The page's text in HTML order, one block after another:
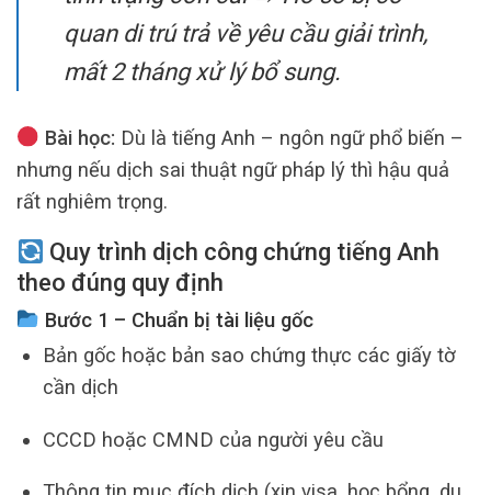
quan di trú trả về yêu cầu giải trình,
mất 2 tháng xử lý bổ sung.
Bài học: Dù là tiếng Anh – ngôn ngữ phổ biến –
nhưng nếu dịch sai thuật ngữ pháp lý thì hậu quả
rất nghiêm trọng.
Quy trình dịch công chứng tiếng Anh
theo đúng quy định
Bước 1 – Chuẩn bị tài liệu gốc
Bản gốc hoặc bản sao chứng thực các giấy tờ
cần dịch
CCCD hoặc CMND của người yêu cầu